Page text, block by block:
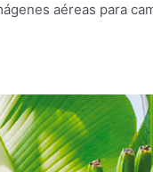
aéreas para